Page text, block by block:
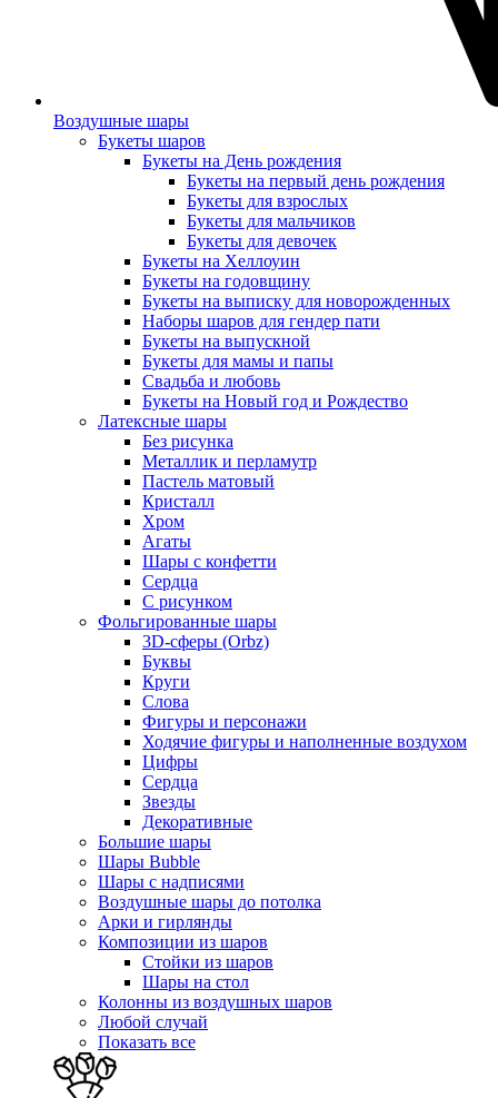
Воздушные шары
Букеты шаров
Букеты на День рождения
Букеты на первый день рождения
Букеты для взрослых
Букеты для мальчиков
Букеты для девочек
Букеты на Хеллоуин
Букеты на годовщину
Букеты на выписку для новорожденных
Наборы шаров для гендер пати
Букеты на выпускной
Букеты для мамы и папы
Свадьба и любовь
Букеты на Новый год и Рождество
Латексные шары
Без рисунка
Металлик и перламутр
Пастель матовый
Кристалл
Хром
Агаты
Шары с конфетти
Сердца
С рисунком
Фольгированные шары
3D-сферы (Orbz)
Буквы
Круги
Слова
Фигуры и персонажи
Ходячие фигуры и наполненные воздухом
Цифры
Сердца
Звезды
Декоративные
Большие шары
Шары Bubble
Шары с надписями
Воздушные шары до потолка
Арки и гирлянды
Композиции из шаров
Стойки из шаров
Шары на стол
Колонны из воздушных шаров
Любой случай
Показать все